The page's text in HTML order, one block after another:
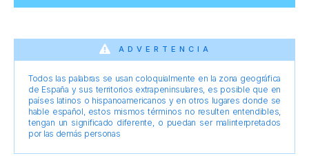
ADVERTENCIA
Todos las palabras se usan coloquialmente en la zona geográfica
de España y sus territorios extrapeninsulares, es posible que en
países latinos o hispanoamericanos y en otros lugares donde se
hable español, estos mismos términos no resulten entendibles,
tengan un significado diferente, o puedan ser malinterpretados
por las demás personas